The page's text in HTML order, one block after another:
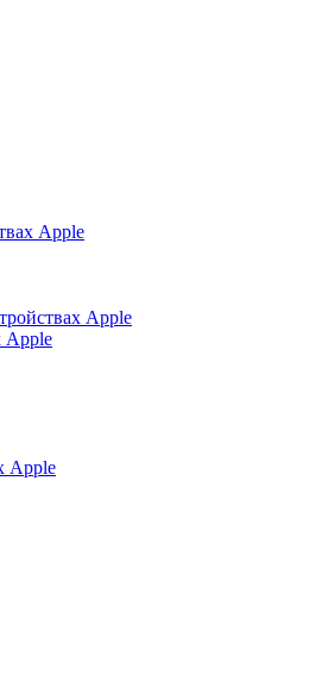
Apple
Apple
Apple
Apple